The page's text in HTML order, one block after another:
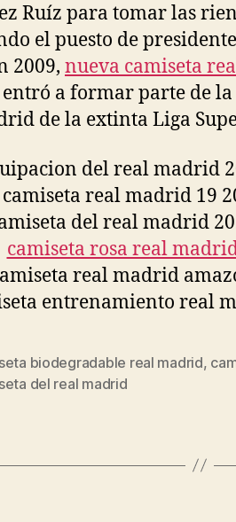
Ruíz para tomar las
el puesto de
2009, nueva camiseta
a formar parte de
de la extinta Liga
biodegradable real madrid,
del real madrid